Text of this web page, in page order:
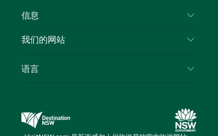
隐私
Cookie 通知
目的地
新南威尔士州公路旅行
活动
信息
旅行信息
新南威尔士州的商业
我们的网站
新南威尔士州旅游局媒体中心
缤纷悉尼灯光音乐节
语言